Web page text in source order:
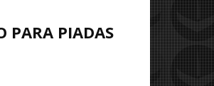
PARA PIADAS